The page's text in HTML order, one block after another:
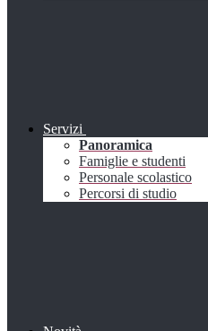
Servizi
Panoramica
Famiglie e studenti
Personale scolastico
Percorsi di studio